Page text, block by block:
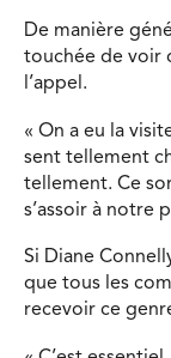
De manière
touchée de voir
l’appel.
« On a eu la
sent tellement
tellement. Ce
s’assoir à notre
Si Diane
que tous les
recevoir ce